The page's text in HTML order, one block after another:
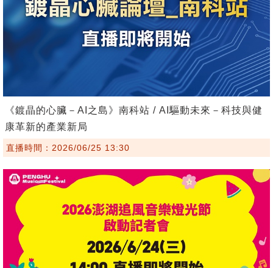
《鍍晶的心臟－AI之島》南科站 / AI驅動未來－科技與健
康革新的產業新局
直播時間：2026/06/25 13:30